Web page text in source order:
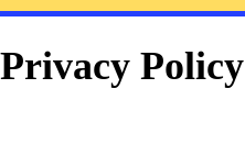
Privacy Policy